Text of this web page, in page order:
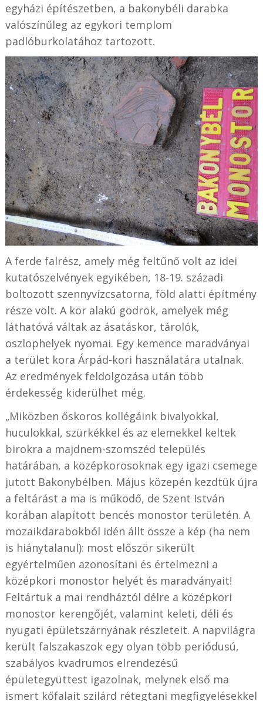
egyházi építészetben, a bakonybéli darabka
valószínűleg az egykori templom
padlóburkolatához tartozott.
A ferde falrész, amely még feltűnő volt az idei
kutatószelvények egyikében, 18-19. századi
boltozott szennyvízcsatorna, föld alatti építmény
része volt. A kör alakú gödrök, amelyek még
láthatóvá váltak az ásatáskor, tárolók,
oszlophelyek nyomai. Egy kemence maradványai
a terület kora Árpád-kori használatára utalnak.
Az eredmények feldolgozása után több
érdekesség kiderülhet még.
„Miközben őskoros kollégáink bivalyokkal,
huculokkal, szürkékkel és az elemekkel keltek
birokra a majdnem-szomszéd település
határában, a középkorosoknak egy igazi csemege
jutott Bakonybélben. Május közepén kezdtük újra
a feltárást a ma is működő, de Szent István
korában alapított bencés monostor területén. A
mozaikdarabokból idén állt össze a kép (ha nem
is hiánytalanul): most először sikerült
egyértelműen azonosítani és értelmezni a
középkori monostor helyét és maradványait!
Feltártuk a mai rendháztól délre a középkori
monostor kerengőjét, valamint keleti, déli és
nyugati épületszárnyának részleteit. A napvilágra
került falszakaszok egy olyan több periódusú,
szabályos kvadrumos elrendezésű
épületegyüttest igazolnak, melynek első ma
ismert kőfalait szilárd rétegtani megfigyelésekkel